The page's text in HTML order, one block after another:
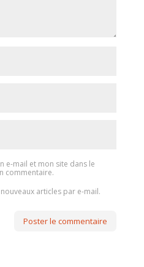
e-mail et mon site dans le
commentaire.
articles par e-mail.